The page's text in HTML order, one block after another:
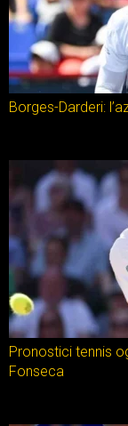
Borges-Darderi:
Pronostici tennis
Fonseca